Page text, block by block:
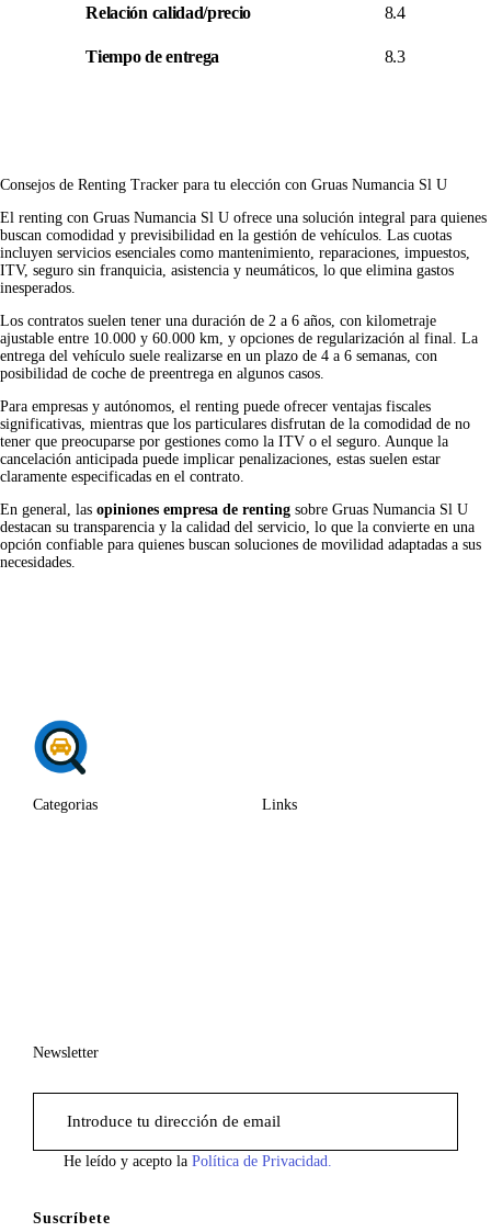
Relación calidad/precio 8.4
Tiempo de entrega 8.3
Consejos de Renting Tracker para tu elección con Gruas Numancia Sl U
El renting con Gruas Numancia Sl U ofrece una solución integral para quienes
buscan comodidad y previsibilidad en la gestión de vehículos. Las cuotas
incluyen servicios esenciales como mantenimiento, reparaciones, impuestos,
ITV, seguro sin franquicia, asistencia y neumáticos, lo que elimina gastos
inesperados.
Los contratos suelen tener una duración de 2 a 6 años, con kilometraje
ajustable entre 10.000 y 60.000 km, y opciones de regularización al final. La
entrega del vehículo suele realizarse en un plazo de 4 a 6 semanas, con
posibilidad de coche de preentrega en algunos casos.
Para empresas y autónomos, el renting puede ofrecer ventajas fiscales
significativas, mientras que los particulares disfrutan de la comodidad de no
tener que preocuparse por gestiones como la ITV o el seguro. Aunque la
cancelación anticipada puede implicar penalizaciones, estas suelen estar
claramente especificadas en el contrato.
En general, las opiniones empresa de renting sobre Gruas Numancia Sl U
destacan su transparencia y la calidad del servicio, lo que la convierte en una
opción confiable para quienes buscan soluciones de movilidad adaptadas a sus
necesidades.
Categorias Links
Newsletter
He leído y acepto la Política de Privacidad.